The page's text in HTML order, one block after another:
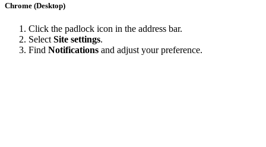
Chrome (Desktop)
Click the padlock icon in the address bar.
Select Site settings.
Find Notifications and adjust your preference.